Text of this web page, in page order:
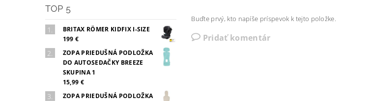
TOP 5
BRITAX RÖMER KIDFIX I-SIZE
199 €
ZOPA PRIEDUŠNÁ PODLOŽKA
DO AUTOSEDAČKY BREEZE
SKUPINA 1
15,99 €
ZOPA PRIEDUŠNÁ PODLOŽKA
Buďte prvý, kto napíše príspevok k tejto položke.
Pridať komentár